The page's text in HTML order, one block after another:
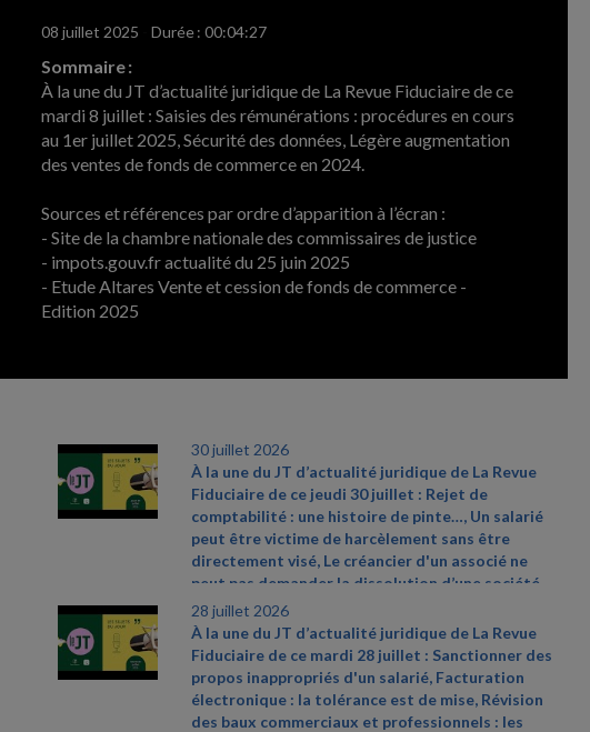
08 juillet 2025 Durée : 00:04:27
Sommaire :
À la une du JT d’actualité juridique de La Revue Fiduciaire de ce
mardi 8 juillet : Saisies des rémunérations : procédures en cours
au 1er juillet 2025, Sécurité des données, Légère augmentation
des ventes de fonds de commerce en 2024.
Sources et références par ordre d’apparition à l’écran :
- Site de la chambre nationale des commissaires de justice
- impots.gouv.fr actualité du 25 juin 2025
- Etude Altares Vente et cession de fonds de commerce -
Edition 2025
30 juillet 2026
À la une du JT d’actualité juridique de La Revue
Fiduciaire de ce jeudi 30 juillet : Rejet de
comptabilité : une histoire de pinte…, Un salarié
peut être victime de harcèlement sans être
directement visé, Le créancier d'un associé ne
peut pas demander la dissolution d’une société
pour justes motifs. Sources et références par
ordre d’apparition à l’écran :- CAA Marseille n°
24MA03292 du 28 mai 2026- Cass. soc. 8 juillet
2026, n° 24- 17481 D- Cass civ., 3e ch., 11 juin
2026, n° 24- 19326
28 juillet 2026
À la une du JT d’actualité juridique de La Revue
Fiduciaire de ce mardi 28 juillet : Sanctionner des
propos inappropriés d'un salarié, Facturation
électronique : la tolérance est de mise, Révision
des baux commerciaux et professionnels : les